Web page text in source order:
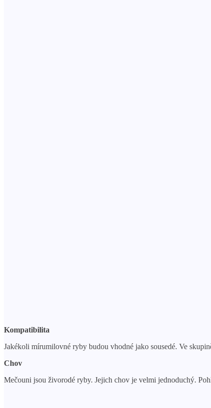
Kompatibilita
Jakékoli mírumilovné ryby budou vhodné jako sousedé. Ve
Chov
Mečouni jsou živorodé ryby. Jejich chov je velmi jednoduchý.